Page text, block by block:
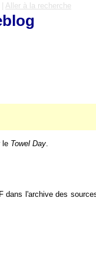
Aller à la recherche
le Towel Day.
dans l'archive des